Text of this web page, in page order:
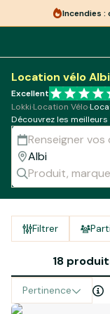
Incendies :
Location vélo Albi
Excellent
Lokki·Location Vélo·
Découvrez les meilleurs
tarifs et disponibilités !
Filtrer
18
Pertinence